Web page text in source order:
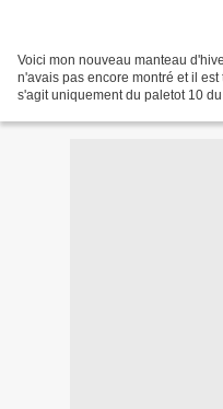
Voici mon nouveau manteau
n'avais pas encore montré et il
s'agit uniquement du paletot 10